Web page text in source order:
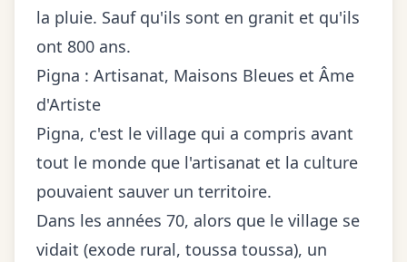
la pluie. Sauf qu'ils sont en granit et qu'ils
ont 800 ans.
Pigna : Artisanat, Maisons Bleues et Âme
d'Artiste
Pigna, c'est le village qui a compris avant
tout le monde que l'artisanat et la culture
pouvaient sauver un territoire.
Dans les années 70, alors que le village se
vidait (exode rural, toussa toussa), un